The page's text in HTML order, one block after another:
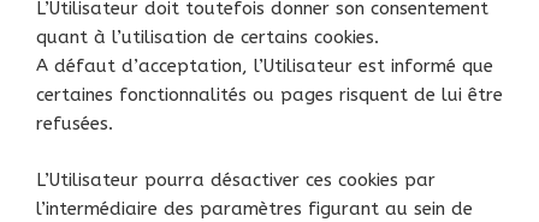
L’Utilisateur doit toutefois donner son consentement
quant à l’utilisation de certains cookies.
A défaut d’acceptation, l’Utilisateur est informé que
certaines fonctionnalités ou pages risquent de lui être
refusées.
L’Utilisateur pourra désactiver ces cookies par
l’intermédiaire des paramètres figurant au sein de